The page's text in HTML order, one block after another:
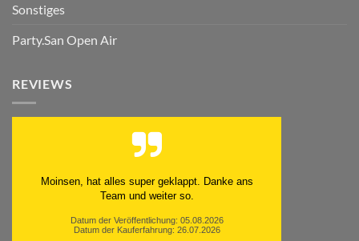
Sonstiges
Party.San Open Air
REVIEWS
Moinsen, hat alles super geklappt. Danke ans
Team und weiter so.
Datum der Veröffentlichung: 05.08.2026
Datum der Kauferfahrung: 26.07.2026